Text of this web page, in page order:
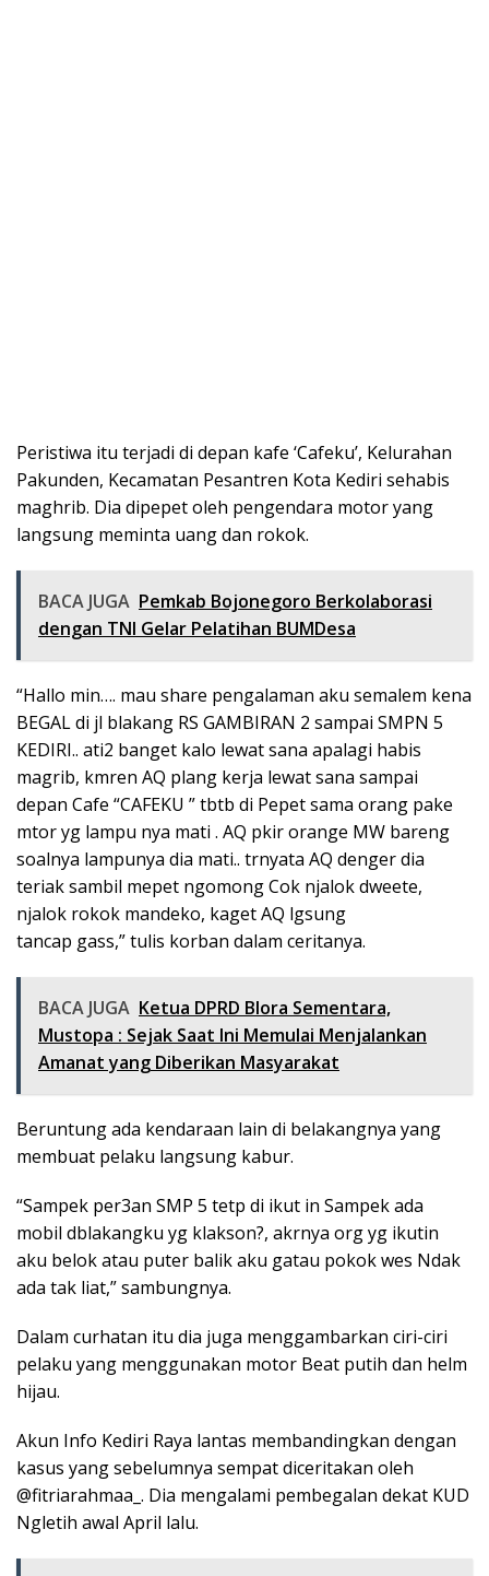
Peristiwa itu terjadi di depan kafe ‘Cafeku’, Kelurahan
Pakunden, Kecamatan Pesantren Kota Kediri sehabis
maghrib. Dia dipepet oleh pengendara motor yang
langsung meminta uang dan rokok.
BACA JUGA Pemkab Bojonegoro Berkolaborasi
dengan TNI Gelar Pelatihan BUMDesa
“Hallo min…. mau share pengalaman aku semalem kena
BEGAL di jl blakang RS GAMBIRAN 2 sampai SMPN 5
KEDIRI.. ati2 banget kalo lewat sana apalagi habis
magrib, kmren AQ plang kerja lewat sana sampai
depan Cafe “CAFEKU ” tbtb di Pepet sama orang pake
mtor yg lampu nya mati . AQ pkir orange MW bareng
soalnya lampunya dia mati.. trnyata AQ denger dia
teriak sambil mepet ngomong Cok njalok dweete,
njalok rokok mandeko, kaget AQ lgsung
tancap gass,” tulis korban dalam ceritanya.
BACA JUGA Ketua DPRD Blora Sementara,
Mustopa : Sejak Saat Ini Memulai Menjalankan
Amanat yang Diberikan Masyarakat
Beruntung ada kendaraan lain di belakangnya yang
membuat pelaku langsung kabur.
“Sampek per3an SMP 5 tetp di ikut in Sampek ada
mobil dblakangku yg klakson?, akrnya org yg ikutin
aku belok atau puter balik aku gatau pokok wes Ndak
ada tak liat,” sambungnya.
Dalam curhatan itu dia juga menggambarkan ciri-ciri
pelaku yang menggunakan motor Beat putih dan helm
hijau.
Akun Info Kediri Raya lantas membandingkan dengan
kasus yang sebelumnya sempat diceritakan oleh
@fitriarahmaa_. Dia mengalami pembegalan dekat KUD
Ngletih awal April lalu.